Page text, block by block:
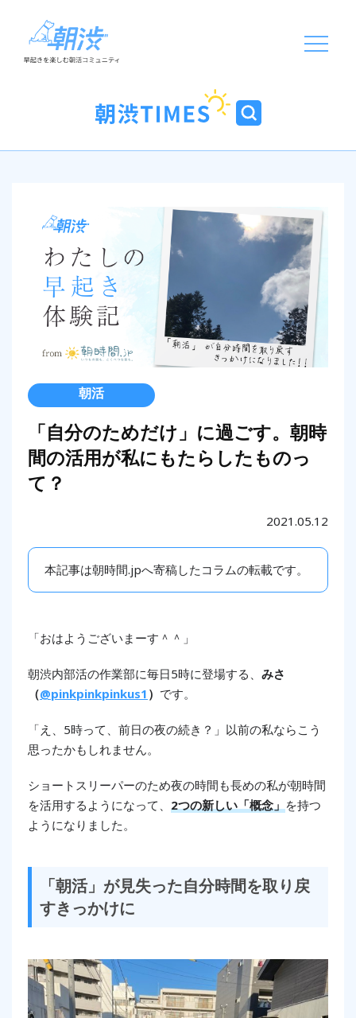
朝活
「自分のためだけ」に過ごす。朝時
間の活用が私にもたらしたものっ
て？
2021.05.12
本記事は朝時間.jpへ寄稿したコラムの転載です。
「おはようございまーす＾＾」
朝渋内部活の作業部に毎日5時に登場する、 みさ
（@pinkpinkpinkus1 ） です。
「え、5時って、前日の夜の続き？」以前の私ならこう
思ったかもしれません。
ショートスリーパーのため夜の時間も長めの私が朝時間
を活用するようになって、 2つの新しい「概念」を持つ
ようになりました。
「朝活」が見失った自分時間を取り戻
すきっかけに